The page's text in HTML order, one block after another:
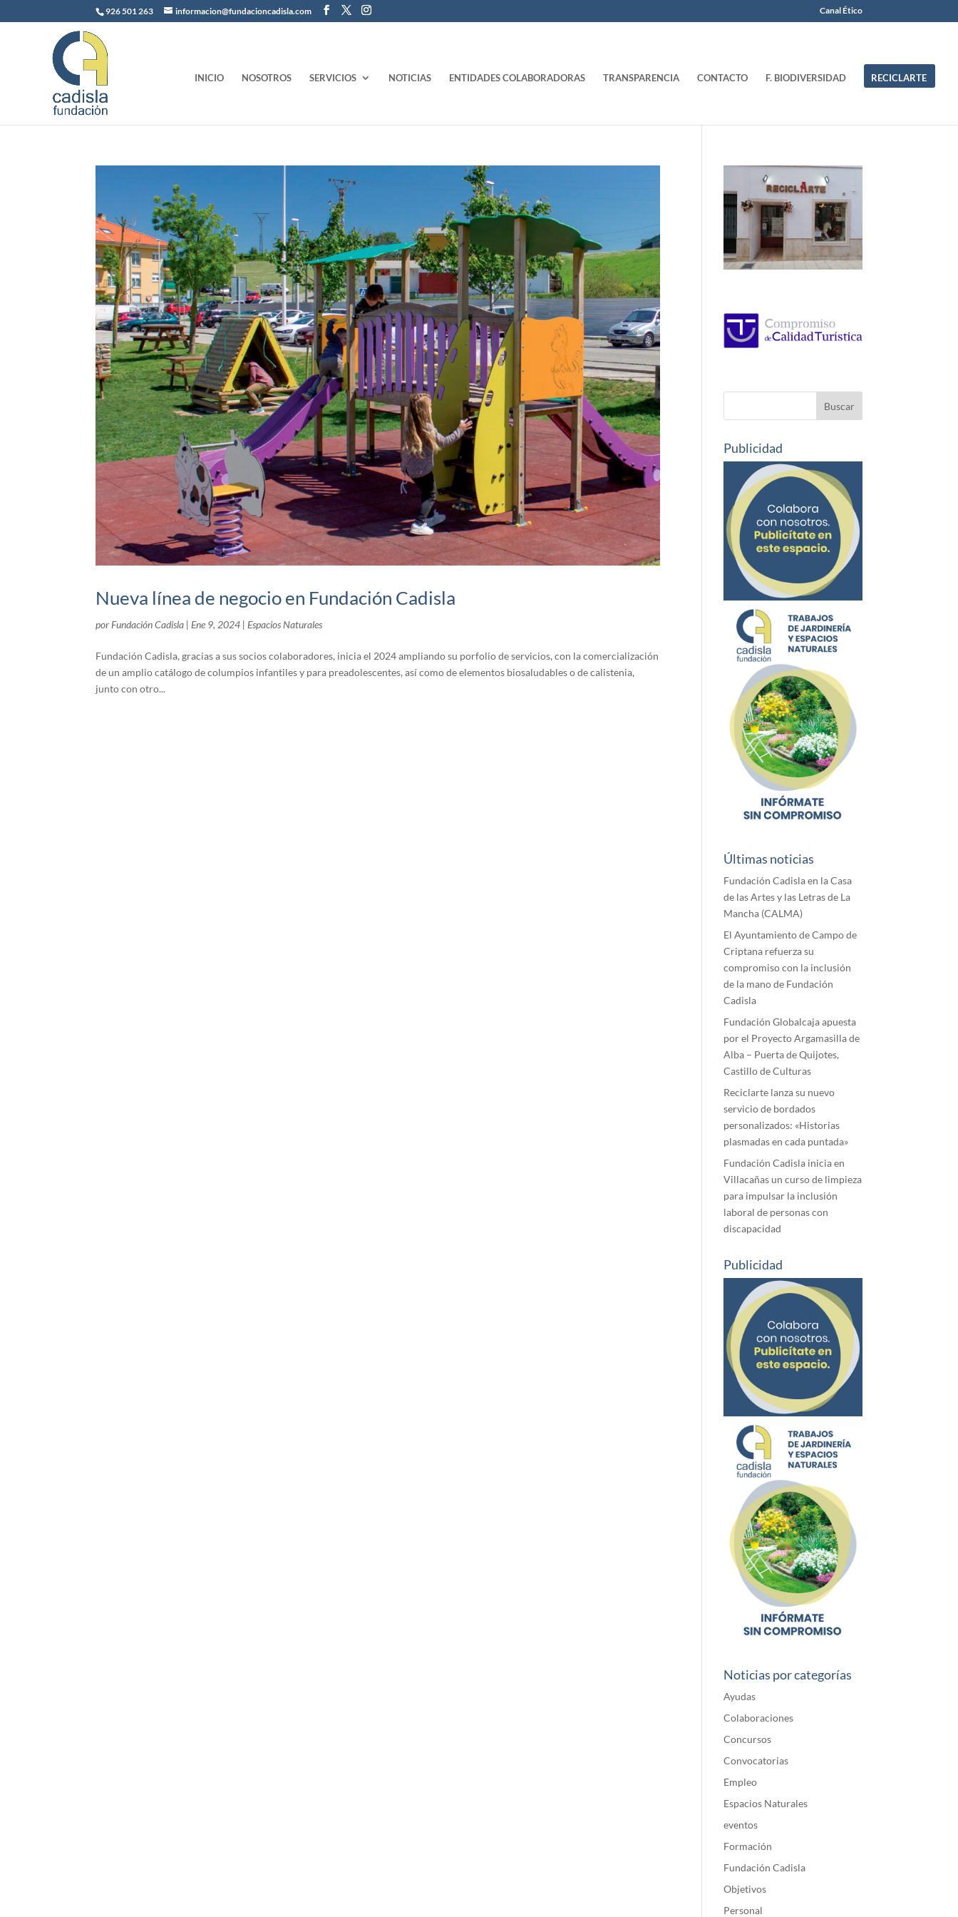
926 501 263 informacion@fundacioncadisla.com Canal Ético
INICIO NOSOTROS SERVICIOS NOTICIAS ENTIDADES COLABORADORAS TRANSPARENCIA CONTACTO F. BIODIVERSIDAD RECICLARTE
Nueva línea de negocio en Fundación Cadisla
por Fundación Cadisla | Ene 9, 2024 | Espacios Naturales
Fundación Cadisla, gracias a sus socios colaboradores, inicia el 2024 ampliando su porfolio de servicios, con la comercialización
de un amplio catálogo de columpios infantiles y para preadolescentes, así como de elementos biosaludables o de calistenia,
junto con otro...
Publicidad
Últimas noticias
Fundación Cadisla en la Casa
de las Artes y las Letras de La
Mancha (CALMA)
El Ayuntamiento de Campo de
Criptana refuerza su
compromiso con la inclusión
de la mano de Fundación
Cadisla
Fundación Globalcaja apuesta
por el Proyecto Argamasilla de
Alba – Puerta de Quijotes,
Castillo de Culturas
Reciclarte lanza su nuevo
servicio de bordados
personalizados: «Historias
plasmadas en cada puntada»
Fundación Cadisla inicia en
Villacañas un curso de limpieza
para impulsar la inclusión
laboral de personas con
discapacidad
Publicidad
Noticias por categorías
Ayudas
Colaboraciones
Concursos
Convocatorias
Empleo
Espacios Naturales
eventos
Formación
Fundación Cadisla
Objetivos
Personal